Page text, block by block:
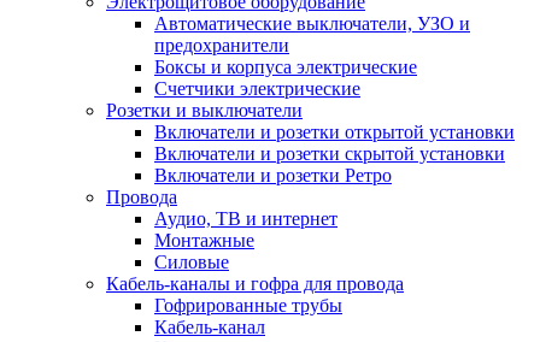
Автоматические выключатели, УЗО и
предохранители
Боксы и корпуса электрические
Счетчики электрические
Розетки и выключатели
Включатели и розетки открытой установки
Включатели и розетки скрытой установки
Включатели и розетки Ретро
Провода
Аудио, ТВ и интернет
Монтажные
Силовые
Кабель-каналы и гофра для провода
Гофрированные трубы
Кабель-канал